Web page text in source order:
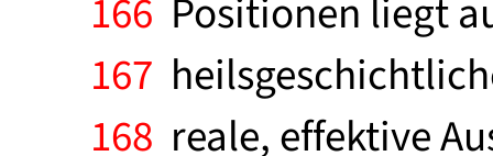
166 Positionen liegt
167
168 reale, effektive